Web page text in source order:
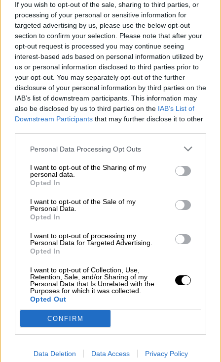
If you wish to opt-out of the sale, sharing to third parties, or
processing of your personal or sensitive information for
targeted advertising by us, please use the below opt-out
section to confirm your selection. Please note that after your
opt-out request is processed you may continue seeing
interest-based ads based on personal information utilized by
us or personal information disclosed to third parties prior to
your opt-out. You may separately opt-out of the further
disclosure of your personal information by third parties on the
IAB’s list of downstream participants. This information may
also be disclosed by us to third parties on the IAB’s List of
Downstream Participants that may further disclose it to other
Personal Data Processing Opt Outs
I want to opt-out of the Sharing of my
personal data.
Opted In
I want to opt-out of the Sale of my
Personal Data.
Opted In
I want to opt-out of processing my
Personal Data for Targeted Advertising.
Opted In
I want to opt-out of Collection, Use,
Retention, Sale, and/or Sharing of my
Personal Data that Is Unrelated with the
Purposes for which it was collected.
Opted Out
CONFIRM
Data Deletion Data Access Privacy Policy
OPINIONES DIVERSAS
¿La ciudadanía de Occidente
es consciente del riesgo de
una tercera guerra mundial?
Por Álvaro Frutos Rosado y Gabinete
Geopolítica de Crisis
Suelta y confía
Por Juan Manuel Beltrán
El Conflicto de Oriente Medio:
Un Nuevo Orden Autoritario
en Construcción
Por
Álvaro Frutos Rosado y Gabinete
Geopolítica de Crisis
Reconquista leonesa
Por Carlos Miranda
Clara Campoamor: Mi sueño,
mi pesadilla